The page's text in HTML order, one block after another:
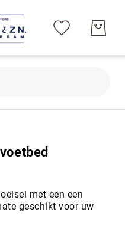
met een een
geschikt voor uw